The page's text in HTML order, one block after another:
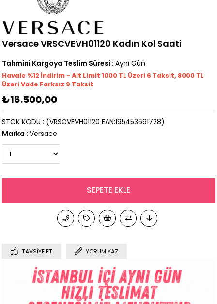
Versace VRSCVEVH01120 Kadın Kol Saati
Tahmini Kargoya Teslim Süresi : Aynı Gün
Havale %12 İndirim - Alt Limit 1000 TL Üzeri 6 Taksit, 8000 TL
Üzeri Vade Farksız 9 Taksit
₺16.500,00
(VRSCVEVH01120 EAN:195453691728)
STOK KODU
Marka : Versace
TAVSIYE ET YORUM YAZ